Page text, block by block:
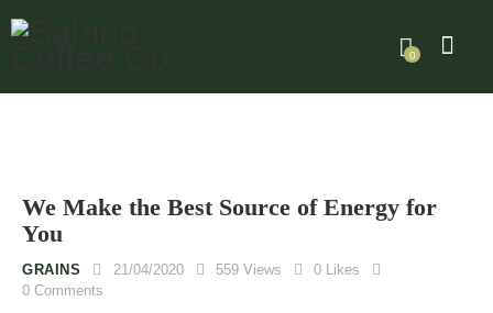
0
We Make the Best Source of Energy for
You
GRAINS 21/04/2020 559 Views 0
Likes
0 Comments